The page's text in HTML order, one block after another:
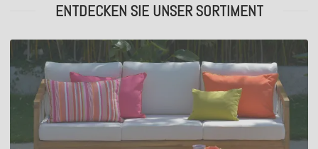
ENTDECKEN SIE UNSER SORTIMENT